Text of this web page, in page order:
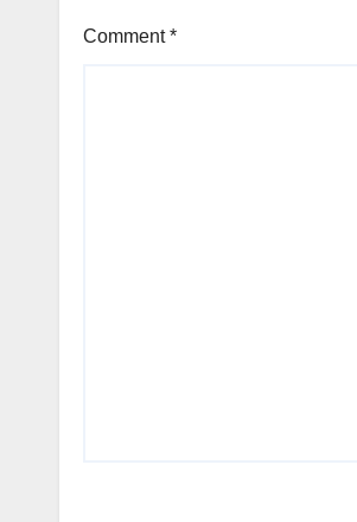
Comment*